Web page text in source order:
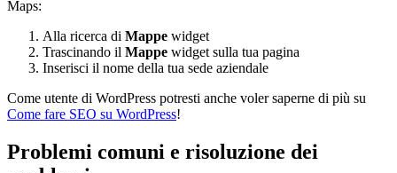
Maps:
Alla ricerca di Mappe widget
Trascinando il Mappe widget sulla tua pagina
Inserisci il nome della tua sede aziendale
Come utente di WordPress potresti anche voler saperne di più su
Come fare SEO su WordPress!
Problemi comuni e risoluzione dei